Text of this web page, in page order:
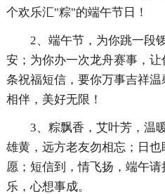
个欢乐汇"粽"的端午节日！
2、端午节，为你跳一段
安；为你办一次龙舟赛事，
条祝福短信，要你万事吉祥
相伴，美好无限！
3、粽飘香，艾叶芳，温
雄黄，远方老友勿相忘；日
愿；短信到，情飞扬，端午
乐，心想事成。